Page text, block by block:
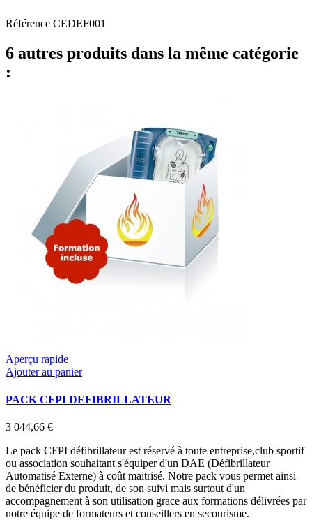
Référence CEDEF001
6 autres produits dans la même catégorie
:
Aperçu rapide
Ajouter au panier
PACK CFPI DEFIBRILLATEUR
3 044,66 €
Le pack CFPI défibrillateur est réservé à toute entreprise,club sportif
ou association souhaitant s'équiper d'un DAE (Défibrillateur
Automatisé Externe) à coût maitrisé. Notre pack vous permet ainsi
de bénéficier du produit, de son suivi mais surtout d'un
accompagnement à son utilisation grace aux formations délivrées par
notre équipe de formateurs et conseillers en secourisme.